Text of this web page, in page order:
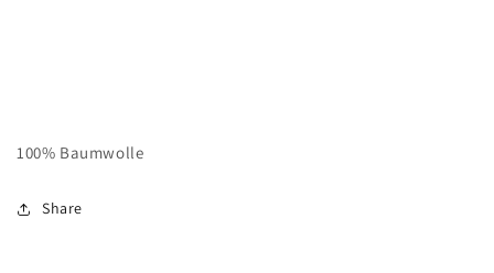
100% Baumwolle
Share